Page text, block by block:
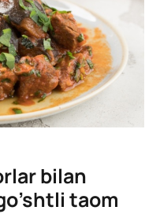
bilan
taom